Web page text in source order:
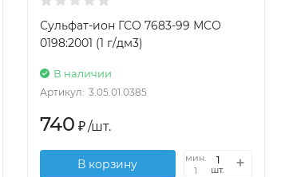
Сульфат-ион ГСО 7683-99 МСО
0198:2001 (1 г/дм3)
В наличии
Артикул: 3.05.01.0385
740 ₽/шт.
В корзину
мин.
1
шт.